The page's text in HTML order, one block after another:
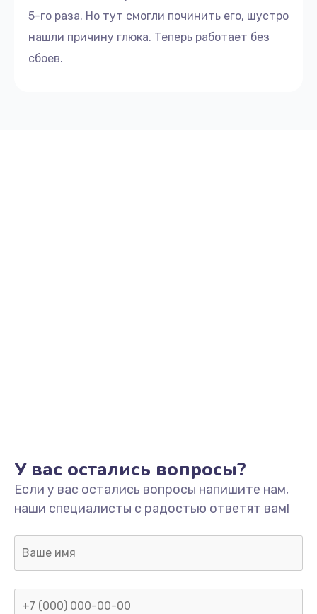
5-го раза. Но тут смогли починить его, шустро
нашли причину глюка. Теперь работает без
сбоев.
У вас остались вопросы?
Если у вас остались вопросы напишите нам,
наши специалисты с радостью ответят вам!